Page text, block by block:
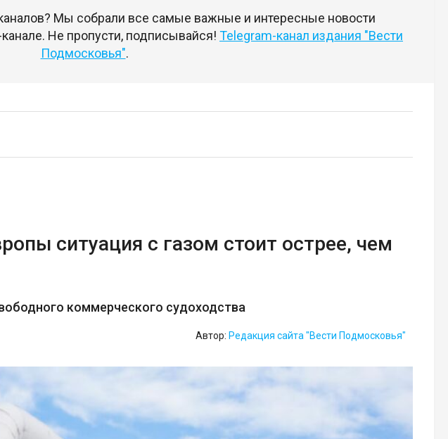
Мы собрали все самые важные и интересные новости
Не пропусти, подписывайся! Telegram-канал издания "Вести
Подмосковья".
ситуация с газом стоит острее, чем
коммерческого судоходства
Автор: Редакция сайта "Вести Подмосковья"